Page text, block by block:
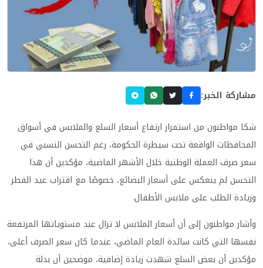
مشاركة الخبر:
شكا مواطنون من استمرار ارتفاع أسعار السلع والملابس في أسواق
المحافظات الواقعة تحت سيطرة الحكومة، رغم التحسن النسبي في
سعر صرف العملة الوطنية خلال الأشهر الماضية، مؤكدين أن هذا
التحسن لم ينعكس على أسعار البضائع، خصوصًا مع اقتراب عيد الفطر
وزيادة الطلب على ملابس الأطفال.
وأشار مواطنون إلى أن أسعار الملابس لا تزال عند مستوياتها المرتفعة
نفسها التي كانت سائدة العام الماضي، عندما كان سعر الصرف أعلى،
مؤكدين أن بعض السلع شهدت زيادة إضافية، موضحين أن بدلة